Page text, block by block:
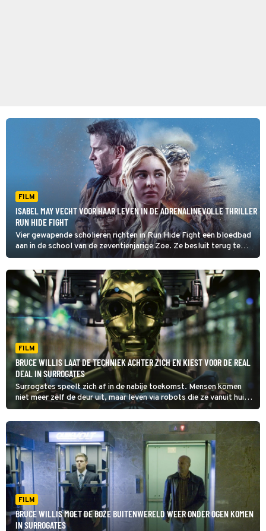
FILM
ISABEL MAY VECHT VOOR HAAR LEVEN IN DE ADRENALINEVOLLE THRILLER
RUN HIDE FIGHT
Vier gewapende scholieren richten in Run Hide Fight een bloedbad
aan in de school van de zeventienjarige Zoe. Ze besluit terug te
vechten.
FILM
BRUCE WILLIS LAAT DE TECHNIEK ACHTER ZICH EN KIEST VOOR DE REAL
DEAL IN SURROGATES
Surrogates speelt zich af in de nabije toekomst. Mensen komen
niet meer zelf de deur uit, maar leven via robots die ze vanuit huis
besturen.
FILM
BRUCE WILLIS MOET DE BOZE BUITENWERELD WEER ONDER OGEN KOMEN
IN SURROGATES